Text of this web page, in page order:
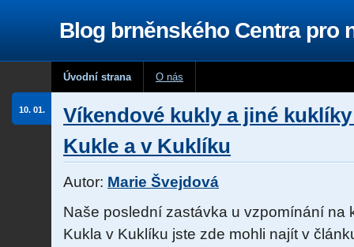
Blog brněnského Centra pro
Úvodní strana O nás
Víkendové kukly a jiné
Kukle a v Kuklíku
10. 01.
Autor: Marie Švejdová
Naše poslední zastávka u vzpomínání na
Kukla v Kuklíku jste zde mohli najít v